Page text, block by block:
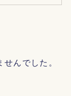
んでした。